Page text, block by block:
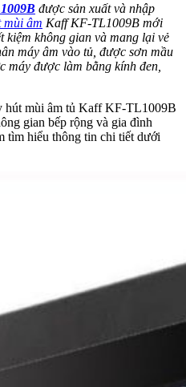
được sản xuất và nhập
mùi âm Kaff KF-TL1009B mới
kiệm không gian và mang lại vẻ
máy âm vào tủ, được sơn mầu
máy được làm bằng kính đen,
hút mùi âm tủ Kaff KF-TL1009B
gian bếp rộng và gia đình
tìm hiểu thông tin chi tiết dưới